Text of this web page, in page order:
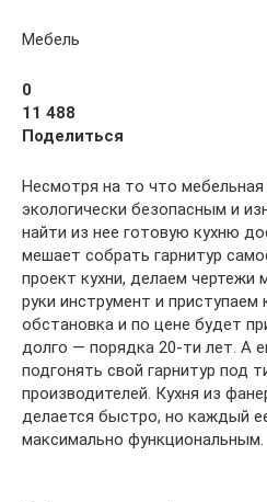
Мебель
0
11 488
Поделиться
Несмотря на то что
экологически безопасным и
найти из нее готовую кухню
мешает собрать гарнитур
проект кухни, делаем чертежи
руки инструмент и приступаем
обстановка и по цене будет
долго — порядка 20-ти лет. А
подгонять свой гарнитур под
производителей. Кухня из
делается быстро, но каждый
максимально функциональным.